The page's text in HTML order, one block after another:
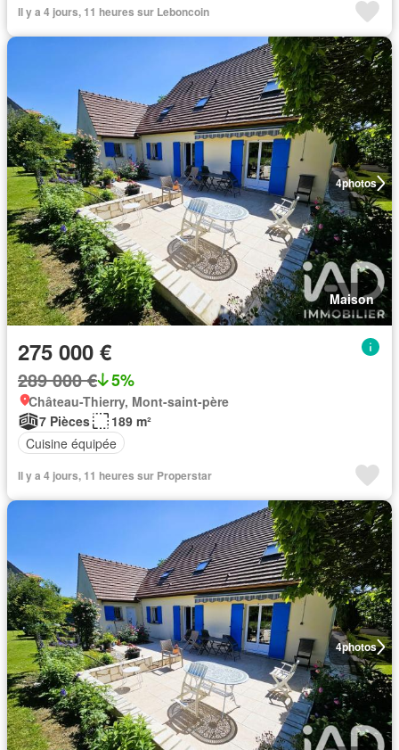
Il y a 4 jours, 11 heures sur Leboncoin
4photos
Maison
275 000 €
289 000 € 5%
Château-Thierry, Mont-saint-père
7 Pièces
189 m²
Cuisine équipée
Il y a 4 jours, 11 heures sur Properstar
4photos